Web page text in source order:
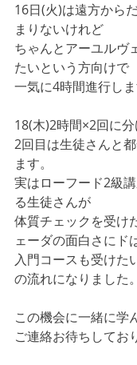
16日(火)は遠方から
まりないけれど
ちゃんとアーユルヴ
たいという方向けで
一気に4時間進行しま
18(木)2時間×2回に分
2回目は生徒さんと
ます。
実はローフード2級
る生徒さんが
体質チェックを受け
ェーダの面白さにド
入門コースも受けた
の流れになりました。
この機会に一緒に学
ご連絡お待ちしてお